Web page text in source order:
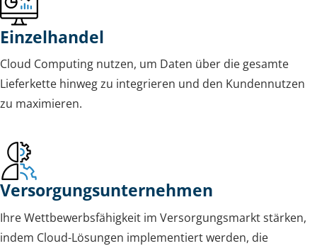
Einzelhandel
Cloud Computing nutzen, um Daten über die gesamte
Lieferkette hinweg zu integrieren und den Kundennutzen
zu maximieren.
Versorgungsunternehmen
Ihre Wettbewerbsfähigkeit im Versorgungsmarkt stärken,
indem Cloud-Lösungen implementiert werden, die